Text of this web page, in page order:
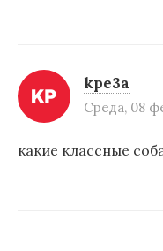
kpe3a
Среда, 08
какие классные